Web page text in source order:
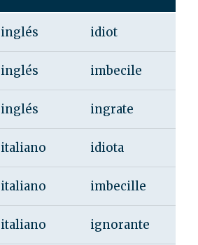
inglés idiot
inglés imbecile
inglés ingrate
italiano idiota
italiano imbecille
italiano ignorante